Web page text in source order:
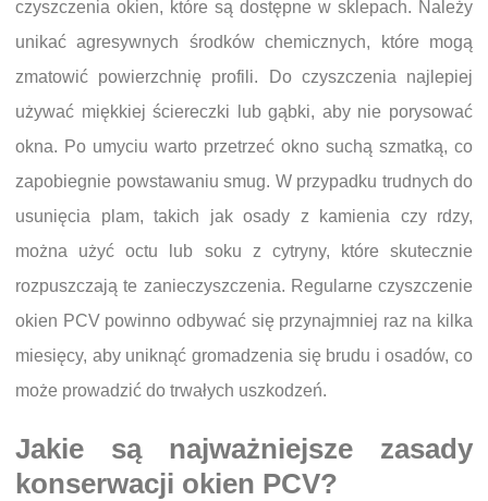
czyszczenia okien, które są dostępne w sklepach. Należy
unikać agresywnych środków chemicznych, które mogą
zmatowić powierzchnię profili. Do czyszczenia najlepiej
używać miękkiej ściereczki lub gąbki, aby nie porysować
okna. Po umyciu warto przetrzeć okno suchą szmatką, co
zapobiegnie powstawaniu smug. W przypadku trudnych do
usunięcia plam, takich jak osady z kamienia czy rdzy,
można użyć octu lub soku z cytryny, które skutecznie
rozpuszczają te zanieczyszczenia. Regularne czyszczenie
okien PCV powinno odbywać się przynajmniej raz na kilka
miesięcy, aby uniknąć gromadzenia się brudu i osadów, co
może prowadzić do trwałych uszkodzeń.
Jakie są najważniejsze zasady
konserwacji okien PCV?